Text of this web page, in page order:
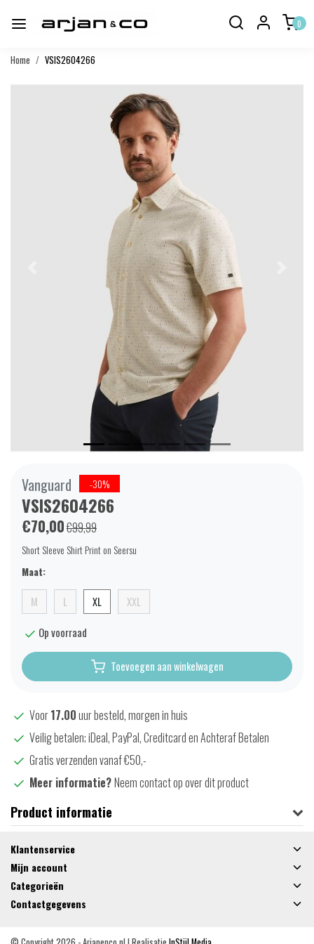
0
Home VSIS2604266
Vanguard -30%
VSIS2604266
€70,00€99,99
Short Sleeve Shirt Print on Seersu
Maat:
M L XL XXL
Op voorraad
Toevoegen aan winkelwagen
Voor17.00uur besteld, morgen in huis
Veilig betalen; iDeal, PayPal, Creditcard en Achteraf Betalen
Gratis verzenden vanaf €50,-
Meer informatie?Neem contact op over dit product
Product informatie
Klantenservice
Mijn account
Categorieën
Contactgegevens